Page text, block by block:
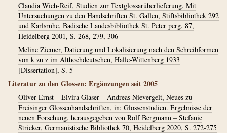
Claudia Wich-Reif, Studien zur Textglossarüberlieferung. Mit
Untersuchungen zu den Handschriften St. Gallen, Stiftsbibliothek 292
und Karlsruhe, Badische Landesbibliothek St. Peter perg. 87,
Heidelberg 2001, S. 268, 279, 306
Meline Ziemer, Datierung und Lokalisierung nach den Schreibformen
von k zu z im Althochdeutschen, Halle-Wittenberg 1933
[Dissertation], S. 5
Literatur zu den Glossen: Ergänzungen seit 2005
Oliver Ernst – Elvira Glaser – Andreas Nievergelt, Neues zu
Freisinger Glossenhandschriften, in: Glossenstudien. Ergebnisse der
neuen Forschung, herausgegeben von Rolf Bergmann – Stefanie
Stricker, Germanistische Bibliothek 70, Heidelberg 2020, S. 272-275